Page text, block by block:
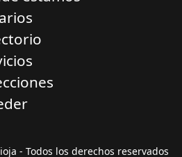
- Todos los derechos reservados